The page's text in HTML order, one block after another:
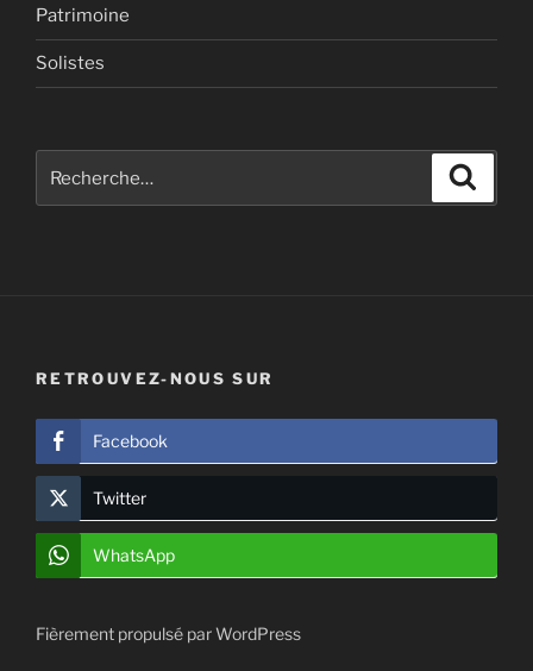
Patrimoine
Solistes
pour
RETROUVEZ-NOUS SUR
Facebook
Twitter
WhatsApp
Fièrement propulsé par WordPress